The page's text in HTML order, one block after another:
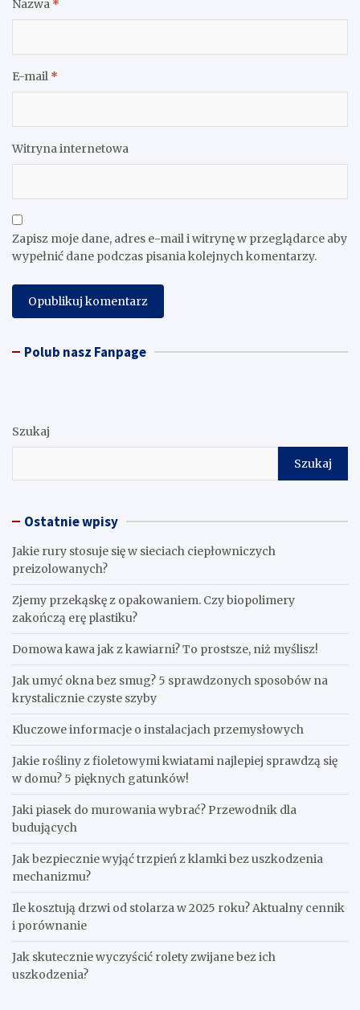
Nazwa *
E-mail *
Witryna internetowa
Zapisz moje dane, adres e-mail i witrynę w przeglądarce aby
wypełnić dane podczas pisania kolejnych komentarzy.
Polub nasz Fanpage
Szukaj
Szukaj
Ostatnie wpisy
Jakie rury stosuje się w sieciach ciepłowniczych
preizolowanych?
Zjemy przekąskę z opakowaniem. Czy biopolimery
zakończą erę plastiku?
​Domowa kawa jak z kawiarni? To prostsze, niż myślisz!
Jak umyć okna bez smug? 5 sprawdzonych sposobów na
krystalicznie czyste szyby
Kluczowe informacje o instalacjach przemysłowych
Jakie rośliny z fioletowymi kwiatami najlepiej sprawdzą się
w domu? 5 pięknych gatunków!
Jaki piasek do murowania wybrać? Przewodnik dla
budujących
Jak bezpiecznie wyjąć trzpień z klamki bez uszkodzenia
mechanizmu?
Ile kosztują drzwi od stolarza w 2025 roku? Aktualny cennik
i porównanie
Jak skutecznie wyczyścić rolety zwijane bez ich
uszkodzenia?